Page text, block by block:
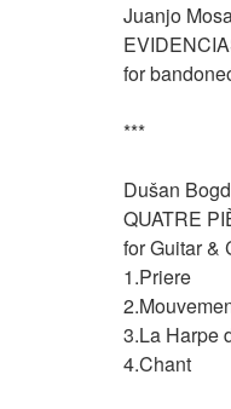
for
***
QUATRE
for Guitar &
1.Priere
3.La Harpe
4.Chant